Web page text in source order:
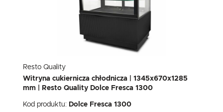
Resto Quality
Witryna cukiernicza chłodnicza | 1345x670x1285
mm | Resto Quality Dolce Fresca 1300
Kod produktu: Dolce Fresca 1300